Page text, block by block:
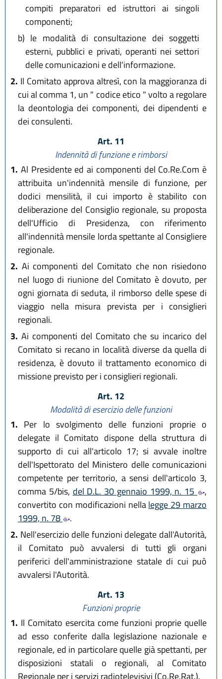
compiti preparatori ed istruttori ai singoli
componenti;
b) le modalità di consultazione dei soggetti
esterni, pubblici e privati, operanti nei settori
delle comunicazioni e dell'informazione.
2. Il Comitato approva altresì, con la maggioranza di
cui al comma 1, un " codice etico " volto a regolare
la deontologia dei componenti, dei dipendenti e
dei consulenti.
Art. 11
Indennità di funzione e rimborsi
1. Al Presidente ed ai componenti del Co.Re.Com è
attribuita un'indennità mensile di funzione, per
dodici mensilità, il cui importo è stabilito con
deliberazione del Consiglio regionale, su proposta
dell'Ufficio di Presidenza, con riferimento
all'indennità mensile lorda spettante al Consigliere
regionale.
2. Ai componenti del Comitato che non risiedono
nel luogo di riunione del Comitato è dovuto, per
ogni giornata di seduta, il rimborso delle spese di
viaggio nella misura prevista per i consiglieri
regionali.
3. Ai componenti del Comitato che su incarico del
Comitato si recano in località diverse da quella di
residenza, è dovuto il trattamento economico di
missione previsto per i consiglieri regionali.
Art. 12
Modalità di esercizio delle funzioni
1. Per lo svolgimento delle funzioni proprie o
delegate il Comitato dispone della struttura di
supporto di cui all'articolo 17; si avvale inoltre
dell'Ispettorato del Ministero delle comunicazioni
competente per territorio, a sensi dell'articolo 3,
comma 5/bis, del D.L. 30 gennaio 1999, n. 15
,
convertito con modificazioni nellalegge 29 marzo
1999, n. 78
.
2. Nell'esercizio delle funzioni delegate dall'Autorità,
il Comitato può avvalersi di tutti gli organi
periferici dell'amministrazione statale di cui può
avvalersi l'Autorità.
Art. 13
Funzioni proprie
1. Il Comitato esercita come funzioni proprie quelle
ad esso conferite dalla legislazione nazionale e
regionale, ed in particolare quelle già spettanti, per
disposizioni statali o regionali, al Comitato
Regionale per i servizi radiotelevisivi (Co.Re.Rat.).